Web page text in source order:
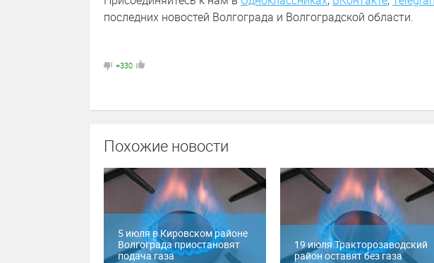
последних новостей Волгограда и Волгоградской области.
+330
Похожие новости
5 июля в Кировском районе
Волгограда приостановят
подача газа
19 июля Тракторозаводский
район оставят без газа